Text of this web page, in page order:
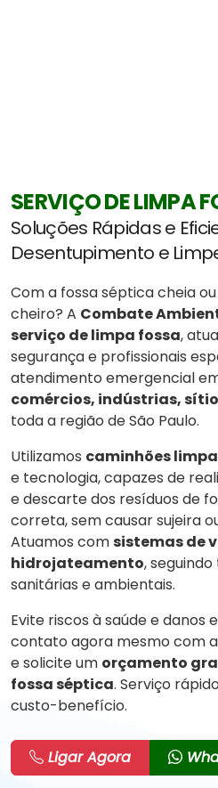
SERVIÇO DE LIMPA
Soluções Rápidas e
Desentupimento e
Com a fossa séptica cheia
cheiro? A Combate
serviço de limpa fossa,
segurança e profissionais
atendimento emergencial
comércios, indústrias,
toda a região de São Paulo.
Utilizamos caminhões
e tecnologia, capazes de
e descarte dos resíduos de
correta, sem causar sujeira
Atuamos comsistemas de
hidrojateamento,
sanitárias e ambientais.
Evite riscos à saúde e danos
contato agora mesmo com a
e solicite um orçamento
fossa séptica. Serviço
custo-benefício.
Ligar Agora